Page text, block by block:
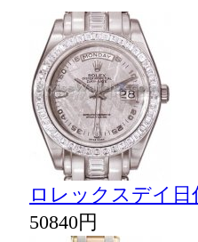
ロレックスデイ日
50840円